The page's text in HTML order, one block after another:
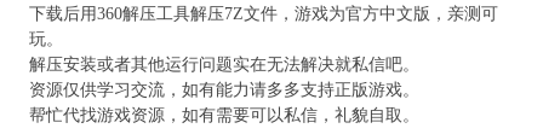
下载后用360解压工具解压7Z文件，游戏为官方中文版，亲测可
玩。
解压安装或者其他运行问题实在无法解决就私信吧。
资源仅供学习交流，如有能力请多多支持正版游戏。
帮忙代找游戏资源，如有需要可以私信，礼貌自取。